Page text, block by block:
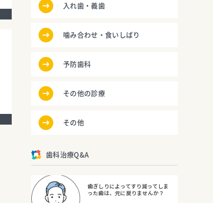
入れ歯・義歯
噛み合わせ・食いしばり
予防歯科
その他の診療
その他
歯科治療Q&A
歯ぎしりによってすり減ってしま
った歯は、元に戻りませんか？